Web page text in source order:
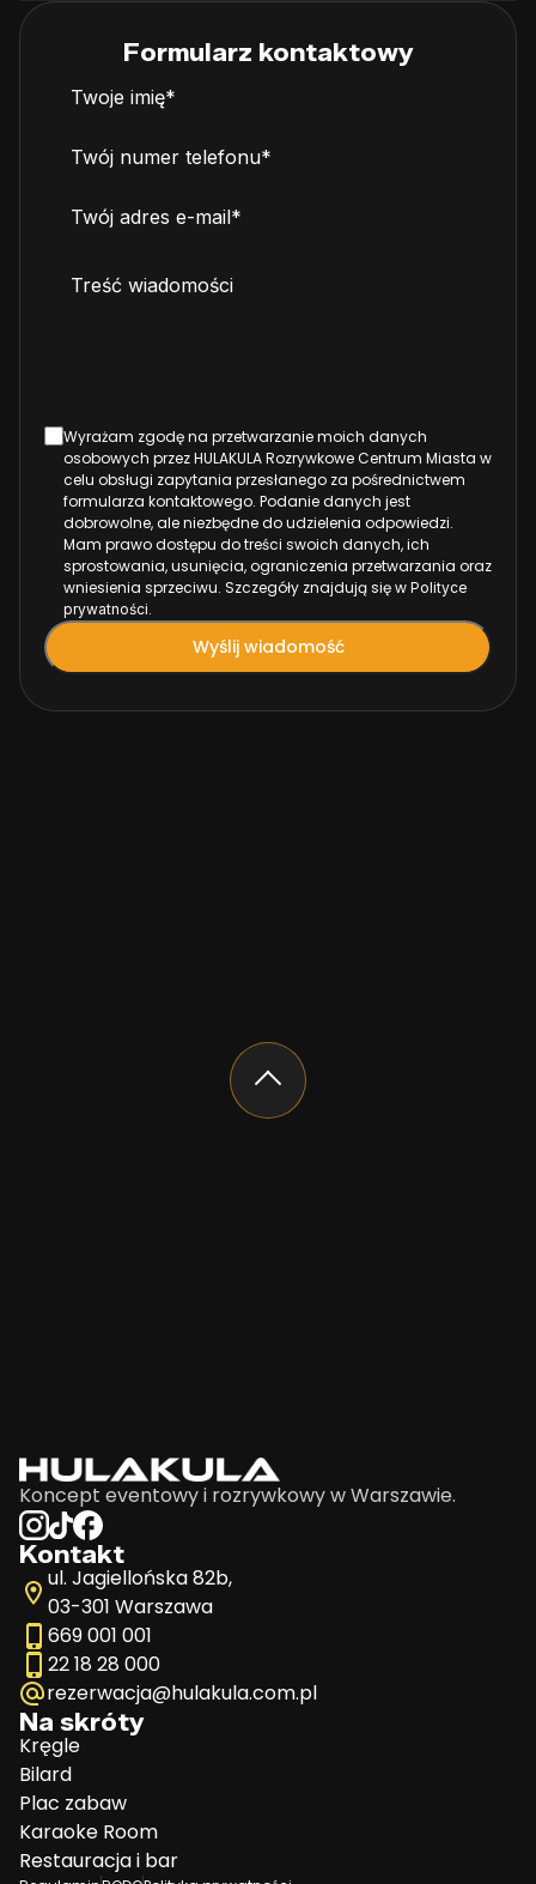
Formularz kontaktowy
Wyrażam zgodę na przetwarzanie moich danych
osobowych przez HULAKULA Rozrywkowe Centrum Miasta w
celu obsługi zapytania przesłanego za pośrednictwem
formularza kontaktowego. Podanie danych jest
dobrowolne, ale niezbędne do udzielenia odpowiedzi.
Mam prawo dostępu do treści swoich danych, ich
sprostowania, usunięcia, ograniczenia przetwarzania oraz
wniesienia sprzeciwu. Szczegóły znajdują się w Polityce
prywatności.
Wyślij wiadomość
Koncept eventowy i rozrywkowy w Warszawie.
Kontakt
ul. Jagiellońska 82b,
03-301 Warszawa
669 001 001
22 18 28 000
rezerwacja@hulakula.com.pl
Na skróty
Kręgle
Bilard
Plac zabaw
Karaoke Room
Restauracja i bar